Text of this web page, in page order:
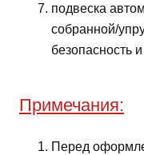
подвеска
собранной/
безопасность
Примечания:
Перед